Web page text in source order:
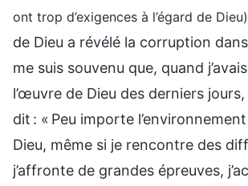
ont trop d’exigences à l’égard de Dieu)
de Dieu a révélé la corruption
me suis souvenu que, quand
l’œuvre de Dieu des derniers jours,
dit : « Peu importe
Dieu, même si je rencontre des
j’affronte de grandes épreuves,